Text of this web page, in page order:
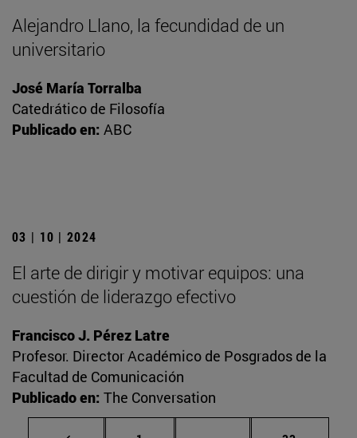
Alejandro Llano, la fecundidad de un
universitario
José María Torralba
Catedrático de Filosofía
Publicado en: ABC
03 | 10 | 2024
El arte de dirigir y motivar equipos: una
cuestión de liderazgo efectivo
Francisco J. Pérez Latre
Profesor. Director Académico de Posgrados de la
Facultad de Comunicación
Publicado en: The Conversation